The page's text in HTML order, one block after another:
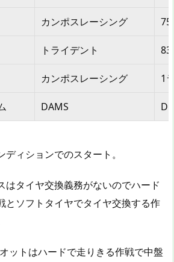
カンポスレーシング
トライデント
カンポスレーシング 1
DAMS
ィションでのスタート。
はタイヤ交換義務がないのでハード
とソフトタイヤでタイヤ交換する作
ットはハードで走りきる作戦で中盤